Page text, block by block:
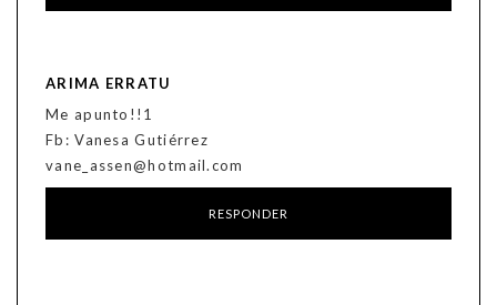
ARIMA ERRATU
Me apunto!!1
Fb: Vanesa Gutiérrez
vane_assen@hotmail.com
RESPONDER